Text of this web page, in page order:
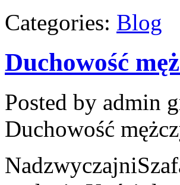
Categories: Blog
Duchowość
Posted by admin
Duchowość